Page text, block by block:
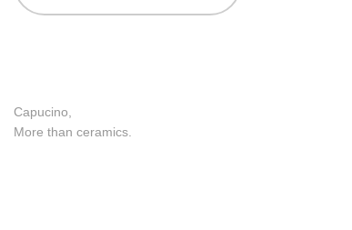
Capucino,
More than ceramics.